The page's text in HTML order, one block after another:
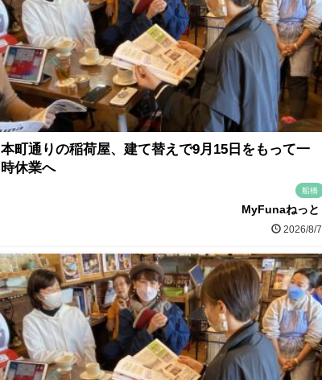
本町通りの稲荷屋、建て替えで9月15日をもって一
時休業へ
船橋
MyFunaねっと
2026/8/7